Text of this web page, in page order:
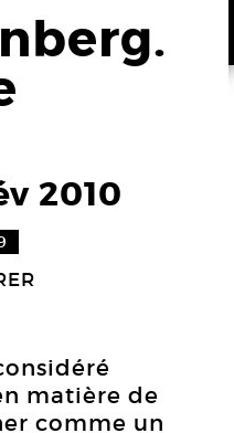
2010
matière de
comme un